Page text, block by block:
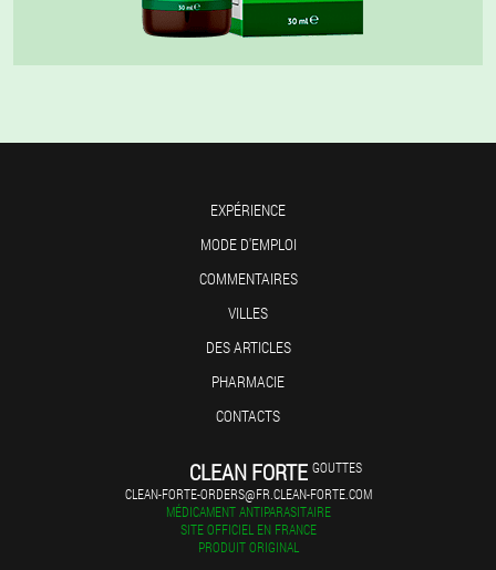
EXPÉRIENCE
MODE D'EMPLOI
COMMENTAIRES
VILLES
DES ARTICLES
PHARMACIE
CONTACTS
CLEAN FORTE GOUTTES
CLEAN-FORTE-ORDERS@FR.CLEAN-FORTE.COM
MÉDICAMENT ANTIPARASITAIRE
SITE OFFICIEL EN FRANCE
PRODUIT ORIGINAL